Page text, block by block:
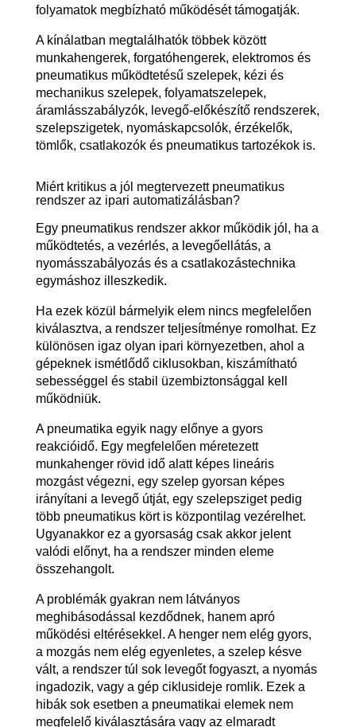
folyamatok megbízható működését támogatják.
A kínálatban megtalálhatók többek között
munkahengerek, forgatóhengerek, elektromos és
pneumatikus működtetésű szelepek, kézi és
mechanikus szelepek, folyamatszelepek,
áramlásszabályzók, levegő-előkészítő rendszerek,
szelepszigetek, nyomáskapcsolók, érzékelők,
tömlők, csatlakozók és pneumatikus tartozékok is.
Miért kritikus a jól megtervezett pneumatikus
rendszer az ipari automatizálásban?
Egy pneumatikus rendszer akkor működik jól, ha a
működtetés, a vezérlés, a levegőellátás, a
nyomásszabályozás és a csatlakozástechnika
egymáshoz illeszkedik.
Ha ezek közül bármelyik elem nincs megfelelően
kiválasztva, a rendszer teljesítménye romolhat. Ez
különösen igaz olyan ipari környezetben, ahol a
gépeknek ismétlődő ciklusokban, kiszámítható
sebességgel és stabil üzembiztonsággal kell
működniük.
A pneumatika egyik nagy előnye a gyors
reakcióidő. Egy megfelelően méretezett
munkahenger rövid idő alatt képes lineáris
mozgást végezni, egy szelep gyorsan képes
irányítani a levegő útját, egy szelepsziget pedig
több pneumatikus kört is központilag vezérelhet.
Ugyanakkor ez a gyorsaság csak akkor jelent
valódi előnyt, ha a rendszer minden eleme
összehangolt.
A problémák gyakran nem látványos
meghibásodással kezdődnek, hanem apró
működési eltérésekkel. A henger nem elég gyors,
a mozgás nem elég egyenletes, a szelep késve
vált, a rendszer túl sok levegőt fogyaszt, a nyomás
ingadozik, vagy a gép ciklusideje romlik. Ezek a
hibák sok esetben a pneumatikai elemek nem
megfelelő kiválasztására vagy az elmaradt